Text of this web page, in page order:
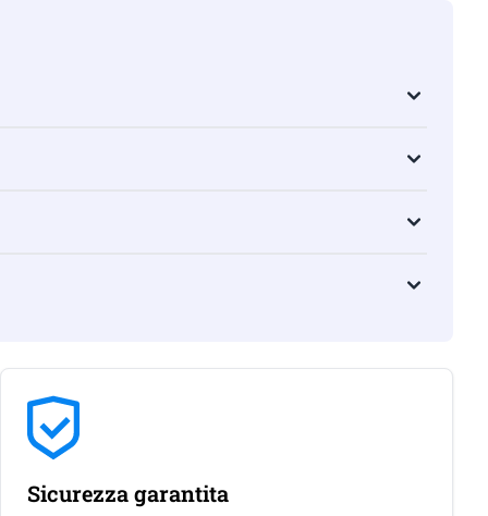
Sicurezza garantita